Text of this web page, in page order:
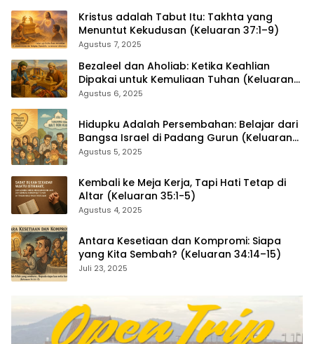
Kristus adalah Tabut Itu: Takhta yang
Menuntut Kekudusan (Keluaran 37:1–9)
Agustus 7, 2025
Bezaleel dan Aholiab: Ketika Keahlian
Dipakai untuk Kemuliaan Tuhan (Keluaran
36:1–7)
Agustus 6, 2025
Hidupku Adalah Persembahan: Belajar dari
Bangsa Israel di Padang Gurun (Keluaran
35:4–29)
Agustus 5, 2025
Kembali ke Meja Kerja, Tapi Hati Tetap di
Altar (Keluaran 35:1-5)
Agustus 4, 2025
Antara Kesetiaan dan Kompromi: Siapa
yang Kita Sembah? (Keluaran 34:14–15)
Juli 23, 2025